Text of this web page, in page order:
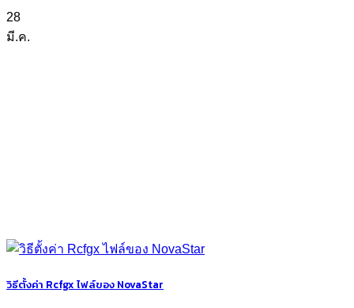
28
มี.ค.
วิธีตั้งค่า Rcfgx ไฟล์ของ NovaStar